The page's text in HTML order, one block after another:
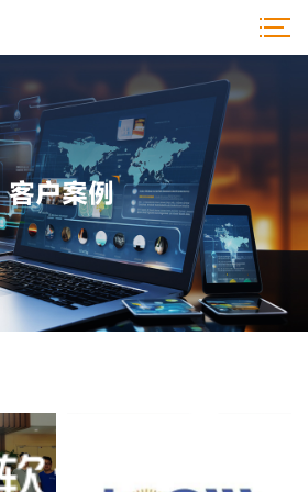
客户案例